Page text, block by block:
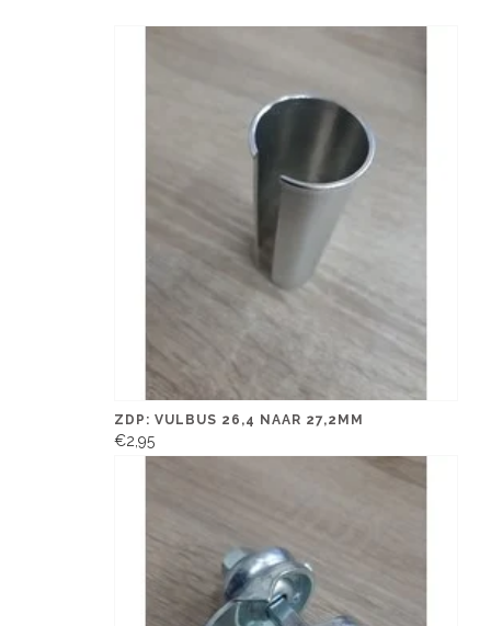
ZDP: VULBUS 26,4 NAAR 27,2MM
€2,95